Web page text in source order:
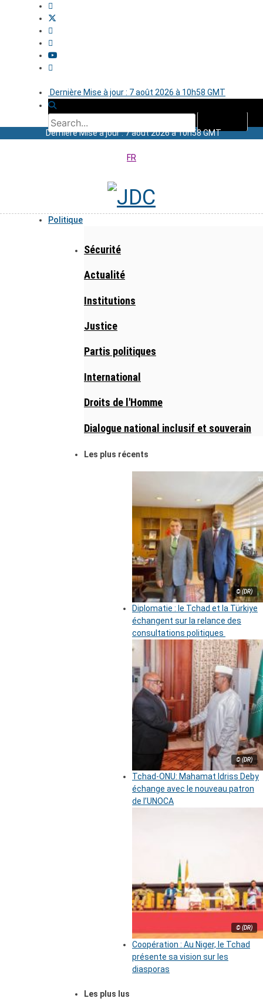
Dernière Mise à jour : 7 août 2026 à 10h58 GMT
Dernière Mise à jour : 7 août 2026 à 10h58 GMT
FR
Politique
Sécurité
Actualité
Institutions
Justice
Partis politiques
International
Droits de l'Homme
Dialogue national inclusif et souverain
Les plus récents
© (DR)
Diplomatie : le Tchad et la Türkiye
échangent sur la relance des
consultations politiques
© (DR)
Tchad-ONU: Mahamat Idriss Deby
échange avec le nouveau patron
de l’UNOCA
© (DR)
Coopération : Au Niger, le Tchad
présente sa vision sur les
diasporas
Les plus lus